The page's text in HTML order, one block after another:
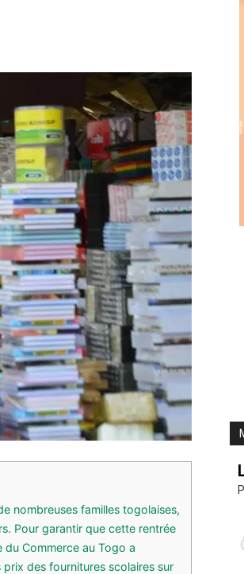
nombreuses familles togolaises,
Pour garantir que cette rentrée
du Commerce au Togo a
des fournitures scolaires sur